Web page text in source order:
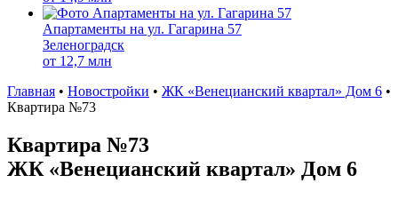
Апартаменты на ул. Гагарина 57
Зеленоградск
от 12,7 млн
Главная • Новостройки • ЖК «Венецианский квартал» Дом 6 •
Квартира №73
Квартира №73
ЖК «Венецианский квартал» Дом 6